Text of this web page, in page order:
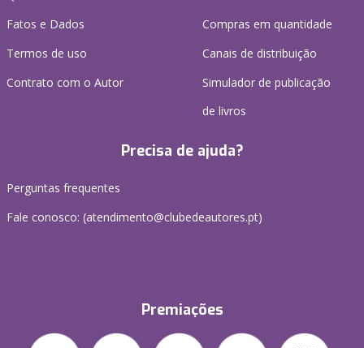
Fatos e Dados
Termos de uso
Contrato com o Autor
Compras em quantidade
Canais de distribuição
Simulador de publicação
de livros
Precisa de ajuda?
Perguntas frequentes
Fale conosco: (atendimento@clubedeautores.pt)
Premiações